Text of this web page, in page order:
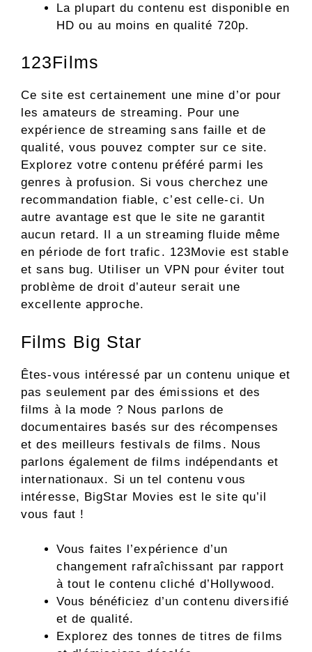
La plupart du contenu est disponible en
HD ou au moins en qualité 720p.
123Films
Ce site est certainement une mine d’or pour
les amateurs de streaming. Pour une
expérience de streaming sans faille et de
qualité, vous pouvez compter sur ce site.
Explorez votre contenu préféré parmi les
genres à profusion. Si vous cherchez une
recommandation fiable, c’est celle-ci. Un
autre avantage est que le site ne garantit
aucun retard. Il a un streaming fluide même
en période de fort trafic. 123Movie est stable
et sans bug. Utiliser un VPN pour éviter tout
problème de droit d’auteur serait une
excellente approche.
Films Big Star
Êtes-vous intéressé par un contenu unique et
pas seulement par des émissions et des
films à la mode ? Nous parlons de
documentaires basés sur des récompenses
et des meilleurs festivals de films. Nous
parlons également de films indépendants et
internationaux. Si un tel contenu vous
intéresse, BigStar Movies est le site qu’il
vous faut !
Vous faites l’expérience d’un
changement rafraîchissant par rapport
à tout le contenu cliché d’Hollywood.
Vous bénéficiez d’un contenu diversifié
et de qualité.
Explorez des tonnes de titres de films